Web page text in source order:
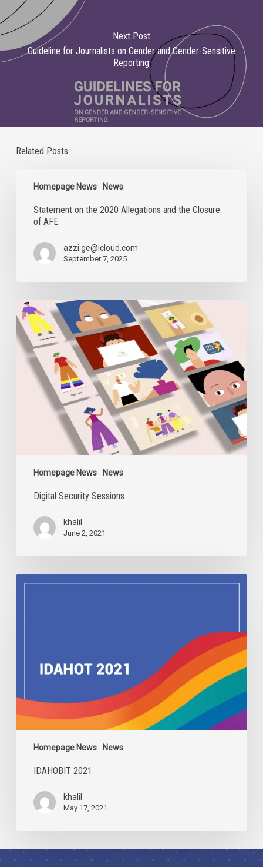
Next Post
Guideline for Journalists on Gender and Gender-Sensitive
Reporting
Related Posts
Homepage News News
2020
Allegations
Closure
Statement on the 2020 Allegations and the Closure
of AFE
azzi.ge@icloud.com
September 7, 2025
Homepage News News
Digital
Security
Sessions
Digital Security Sessions
khalil
June 2, 2021
Homepage News News
IDAHOBIT
IDAHOBIT 2021
khalil
May 17, 2021